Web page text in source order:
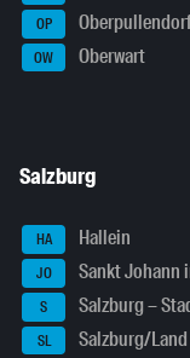
OP
OW Oberwart
Salzburg
HA Hallein
JO Sankt Johann
S Salzburg –
SL Salzburg/Land